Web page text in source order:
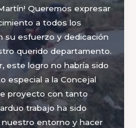
Queremos expresar
a todos los
su esfuerzo y dedicación
querido departamento.
este logro no habría sido
especial a la Concejal
proyecto con tanto
trabajo ha sido
nuestro entorno y hacer